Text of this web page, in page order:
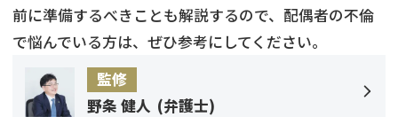
前に準備するべきことも解説するので、配偶者の不倫
で悩んでいる方は、ぜひ参考にしてください。
監修
野条 健人 (弁護士)